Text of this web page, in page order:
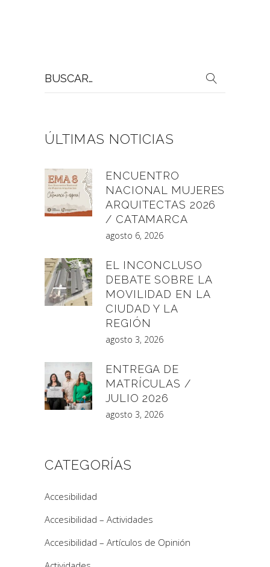
por:
ÚLTIMAS NOTICIAS
ENCUENTRO
NACIONAL MUJERES
ARQUITECTAS 2026
/ CATAMARCA
agosto 6, 2026
EL INCONCLUSO
DEBATE SOBRE LA
MOVILIDAD EN LA
CIUDAD Y LA
REGIÓN
agosto 3, 2026
ENTREGA DE
MATRÍCULAS /
JULIO 2026
agosto 3, 2026
CATEGORÍAS
Accesibilidad
Accesibilidad – Actividades
Accesibilidad – Artículos de Opinión